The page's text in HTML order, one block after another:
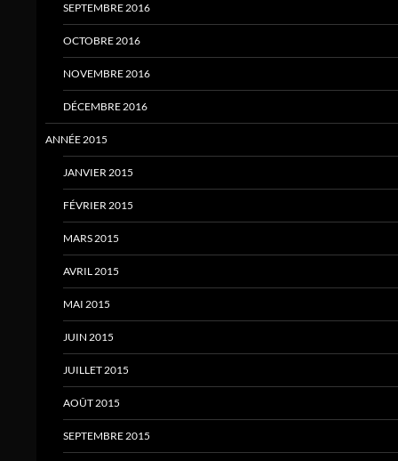
SEPTEMBRE 2016
OCTOBRE 2016
NOVEMBRE 2016
DÉCEMBRE 2016
ANNÉE 2015
JANVIER 2015
FÉVRIER 2015
MARS 2015
AVRIL 2015
MAI 2015
JUIN 2015
JUILLET 2015
AOÛT 2015
SEPTEMBRE 2015